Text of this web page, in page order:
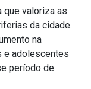
que valoriza as
da cidade.
na
e adolescentes
período de